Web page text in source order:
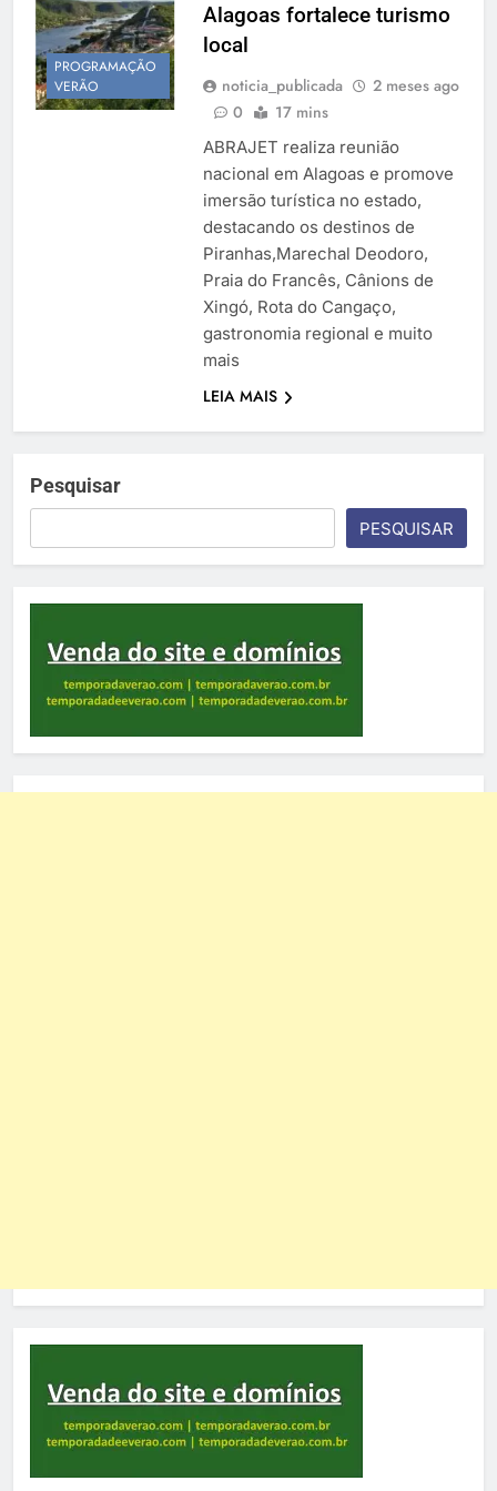
Temporada Verão 2027
PROGRAMAÇÃO
VERÃO
Alagoas fortalece turismo
local
noticia_publicada
2 meses ago
0
17 mins
ABRAJET realiza reunião
nacional em Alagoas e promove
imersão turística no estado,
destacando os destinos de
Piranhas,Marechal Deodoro,
Praia do Francês, Cânions de
Xingó, Rota do Cangaço,
gastronomia regional e muito
mais
LEIA MAIS
Pesquisar
PESQUISAR